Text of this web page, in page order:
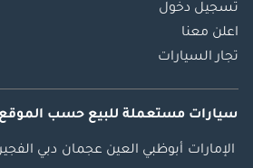
تسجيل دخول
اعلن معنا
تجار السيارات
سيارات مستعملة للبيع حسب الموقع
الإمارات أبوظبي العين عجمان دبي